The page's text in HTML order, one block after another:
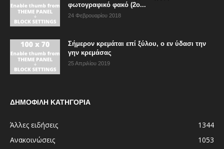
φωτογραφικό φακό (2ο...
24 Φεβρουαρίου 2018
Σήμερον κρεμάται επί ξύλου, ο εν ύδασι την
γην κρεμάσας
25 Απριλίου 2019
ΔΗΜΟΦΙΛΗ ΚΑΤΗΓΟΡΙΑ
Άλλες ειδήσεις
1344
Ανακοινώσεις
1053